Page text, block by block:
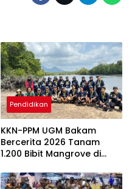
Pendidikan
KKN-PPM UGM Bakam
Bercerita 2026 Tanam
1.200 Bibit Mangrove di